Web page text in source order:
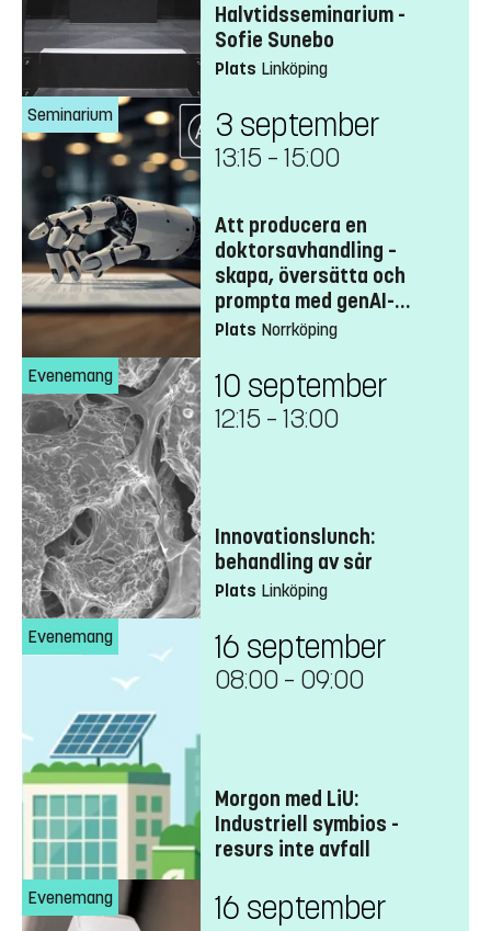
Halvtidsseminarium -
Sofie Sunebo
Plats Linköping
Seminarium 3 september
13:15 – 15:00
Att producera en
doktorsavhandling –
skapa, översätta och
prompta med genAI-
verktyg
Plats Norrköping
Evenemang 10 september
12:15 – 13:00
Innovationslunch:
behandling av sår
Plats Linköping
Evenemang 16 september
08:00 – 09:00
Morgon med LiU:
Industriell symbios -
resurs inte avfall
Evenemang 16 september